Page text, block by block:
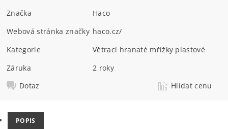
Značka
Haco
Webová stránka značky haco.cz/
Kategorie
Větrací hranaté mřížky plastové
Záruka
2 roky
Dotaz
Hlídat cenu
POPIS